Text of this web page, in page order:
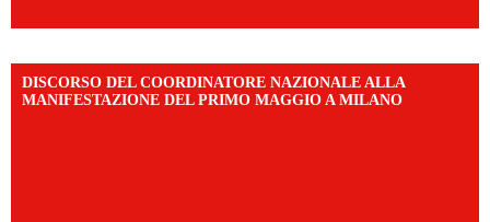
DISCORSO DEL COORDINATORE NAZIONALE ALLA
MANIFESTAZIONE DEL PRIMO MAGGIO A MILANO